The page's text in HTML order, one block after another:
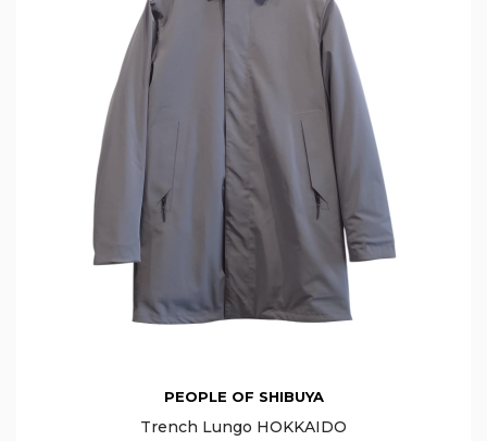
PEOPLE OF SHIBUYA
Trench Lungo HOKKAIDO